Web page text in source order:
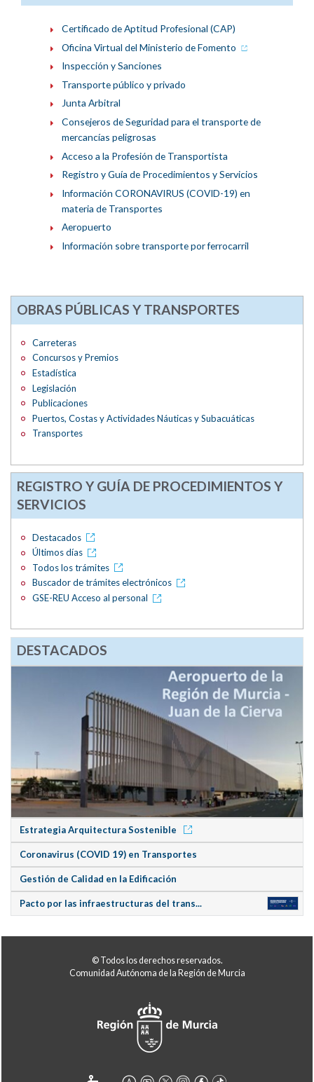
Certificado de Aptitud Profesional (CAP)
Oficina Virtual del Ministerio de Fomento
Inspección y Sanciones
Transporte público y privado
Junta Arbitral
Consejeros de Seguridad para el transporte de
mercancías peligrosas
Acceso a la Profesión de Transportista
Registro y Guía de Procedimientos y Servicios
Información CORONAVIRUS (COVID-19) en
materia de Transportes
Aeropuerto
Información sobre transporte por ferrocarril
OBRAS PÚBLICAS Y TRANSPORTES
Carreteras
Concursos y Premios
Estadística
Legislación
Publicaciones
Puertos, Costas y Actividades Náuticas y Subacuáticas
Transportes
REGISTRO Y GUÍA DE PROCEDIMIENTOS Y
SERVICIOS
Destacados
Últimos días
Todos los trámites
Buscador de trámites electrónicos
GSE-REU Acceso al personal
DESTACADOS
Estrategia Arquitectura Sostenible
Coronavirus (COVID 19) en Transportes
Gestión de Calidad en la Edificación
Pacto por las infraestructuras del trans...
© Todos los derechos reservados.
Comunidad Autónoma de la Región de Murcia